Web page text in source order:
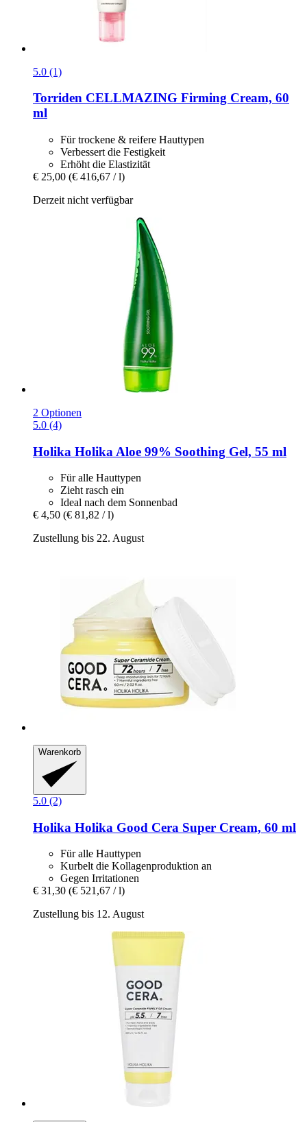
5.0 (1)
Torriden CELLMAZING Firming Cream, 60
ml
Für trockene & reifere Hauttypen
Verbessert die Festigkeit
Erhöht die Elastizität
€ 25,00 (€ 416,67 / l)
Derzeit nicht verfügbar
2 Optionen
5.0 (4)
Holika Holika Aloe 99% Soothing Gel, 55 ml
Für alle Hauttypen
Zieht rasch ein
Ideal nach dem Sonnenbad
€ 4,50 (€ 81,82 / l)
Zustellung bis 22. August
Warenkorb
5.0 (2)
Holika Holika Good Cera Super Cream, 60 ml
Für alle Hauttypen
Kurbelt die Kollagenproduktion an
Gegen Irritationen
€ 31,30 (€ 521,67 / l)
Zustellung bis 12. August